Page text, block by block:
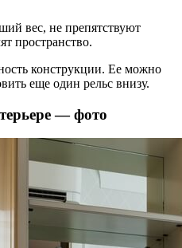
вес, не препятствуют
пространство.
конструкции. Ее можно
еще один рельс внизу.
— фото